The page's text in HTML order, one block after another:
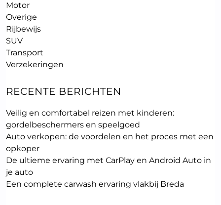
Motor
Overige
Rijbewijs
SUV
Transport
Verzekeringen
RECENTE BERICHTEN
Veilig en comfortabel reizen met kinderen:
gordelbeschermers en speelgoed
Auto verkopen: de voordelen en het proces met een
opkoper
De ultieme ervaring met CarPlay en Android Auto in
je auto
Een complete carwash ervaring vlakbij Breda